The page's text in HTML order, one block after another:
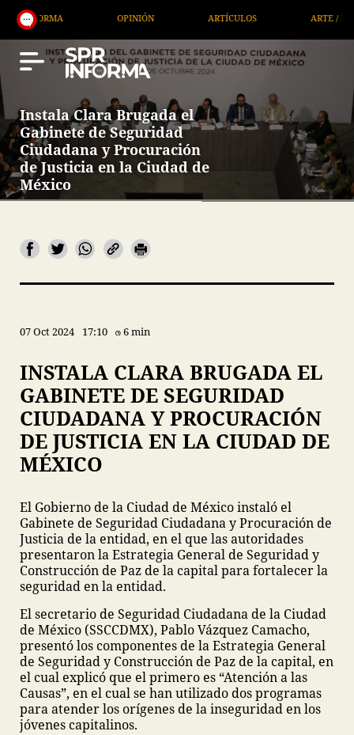
ARTÍCULOS ARTE / ENTRETENIMIENTO
Instala Clara Brugada el
Gabinete de Seguridad
Ciudadana y Procuración
de Justicia en la Ciudad de
México
07 Oct 2024 17:10 6 min
INSTALA CLARA BRUGADA EL
GABINETE DE SEGURIDAD
CIUDADANA Y PROCURACIÓN
DE JUSTICIA EN LA CIUDAD DE
MÉXICO
El Gobierno de la Ciudad de México instaló el
Gabinete de Seguridad Ciudadana y Procuración de
Justicia de la entidad, en el que las autoridades
presentaron la Estrategia General de Seguridad y
Construcción de Paz de la capital para fortalecer la
seguridad en la entidad.
El secretario de Seguridad Ciudadana de la Ciudad
de México (SSCCDMX), Pablo Vázquez Camacho,
presentó los componentes de la Estrategia General
de Seguridad y Construcción de Paz de la capital, en
el cual explicó que el primero es “Atención a las
Causas”, en el cual se han utilizado dos programas
para atender los orígenes de la inseguridad en los
jóvenes capitalinos.